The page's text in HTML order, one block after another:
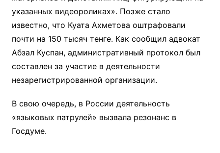
указанных видеороликах». Позже стало
известно, что Куата Ахметова оштрафовали
почти на 150 тысяч тенге. Как сообщил адвокат
Абзал Куспан, административный протокол был
составлен за участие в деятельности
незарегистрированной организации.
В свою очередь, в России деятельность
«языковых патрулей» вызвала резонанс в
Госдуме.